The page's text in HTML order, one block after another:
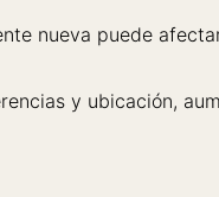
nueva puede
y ubicación,